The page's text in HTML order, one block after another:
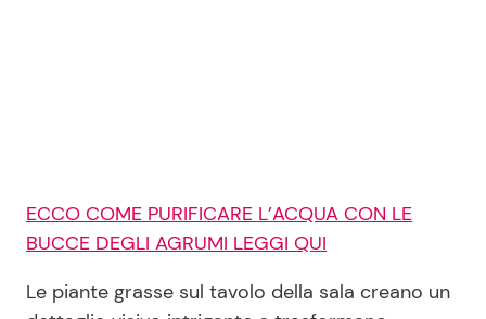
ECCO COME PURIFICARE L’ACQUA CON LE
BUCCE DEGLI AGRUMI LEGGI QUI
Le piante grasse sul tavolo della sala creano un